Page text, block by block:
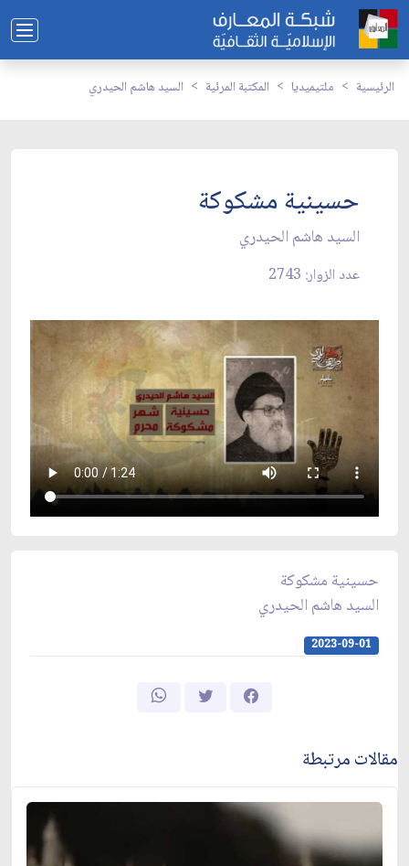
الرئيسية ملتيميديا المكتبة المرئية السيد هاشم الحيدري
حسينية مشكوكة
السيد هاشم الحيدري
عدد الزوار: 2743
حسينية مشكوكة
السيد هاشم الحيدري
2023-09-01
مقالات مرتبطة